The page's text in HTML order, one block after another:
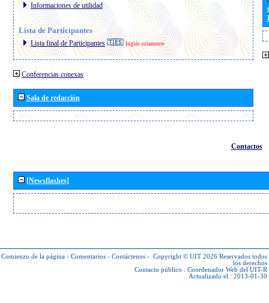
Informaciones de utilidad
Lista de Participantes
Lista final de Participantes Inglés solamente
Conferencias conexas
Sala de redacción
Contactos
[Newsflashes]
Comienzo de la página - Comentarios - Contáctenos - Copyright © UIT 2026 Reservados todos
los derechos
Contacto público : Coordenador Web del UIT-R
Actualizado el : 2013-01-30